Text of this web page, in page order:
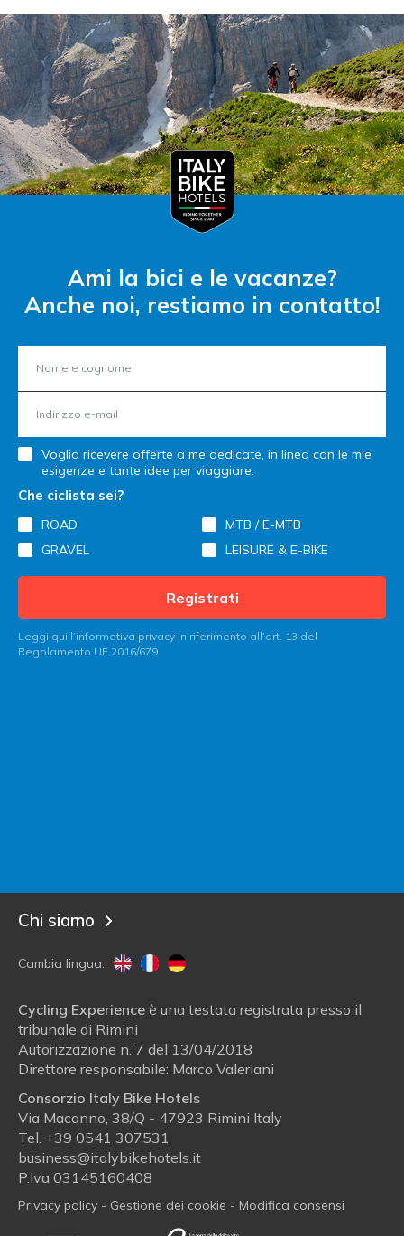
Ami la bici e le vacanze?
Anche noi, restiamo in contatto!
Voglio ricevere offerte a me dedicate, in linea con le mie
esigenze e tante idee per viaggiare.
Che ciclista sei?
ROAD
MTB / E-MTB
GRAVEL
LEISURE & E-BIKE
Registrati
Leggi qui l’informativa privacy in riferimento all’art. 13 del
Regolamento UE 2016/679
Chi siamo
Cambia lingua:
Cycling Experience è una testata registrata presso il
tribunale di Rimini
Autorizzazione n. 7 del 13/04/2018
Direttore responsabile: Marco Valeriani
Consorzio Italy Bike Hotels
Via Macanno, 38/Q - 47923 Rimini Italy
Tel. +39 0541 307531
business@italybikehotels.it
P.Iva 03145160408
Privacy policy - Gestione dei cookie - Modifica consensi